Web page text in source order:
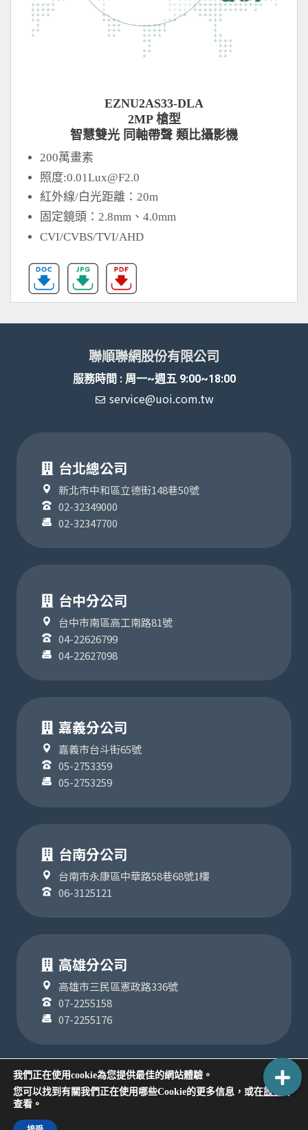
EZNU2AS33-DLA
2MP 槍型
智慧雙光 同軸帶聲 類比攝影機
200萬畫素
照度:0.01Lux@F2.0
紅外線/白光距離：20m
固定鏡頭：2.8mm、4.0mm
CVI/CVBS/TVI/AHD
聯順聯網股份有限公司
服務時間 : 周一~週五 9:00~18:00
service@uoi.com.tw
台北總公司
新北市中和區立德街148巷50號
02-32349000
02-32347700
台中分公司
台中市南區高工南路81號
04-22626799
04-22627098
嘉義分公司
嘉義市台斗街65號
05-2753359
05-2753259
台南分公司
台南市永康區中華路58巷68號1樓
06-3125121
高雄分公司
高雄市三民區憲政路336號
07-2255158
07-2255176
COPYRIGHT ©2024
我們正在使用cookie為您提供最佳的網站體驗。
您可以找到有關我們正在使用哪些Cookie的更多信息，或在設置
中
查看。